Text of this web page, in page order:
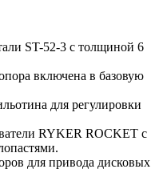
ST-52-3 с толщиной 6
включена в базовую
для регулировки
RYKER ROCKET с
для привода дисковых